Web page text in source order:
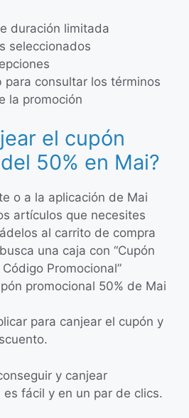
duración limitada
seleccionados
para consultar los términos
la promoción
el cupón
50% en Mai?
o a la aplicación de Mai
artículos que necesites
al carrito de compra
una caja con “Cupón
Promocional”
promocional 50% de Mai
para canjear el cupón y
y canjear
fácil y en un par de clics.